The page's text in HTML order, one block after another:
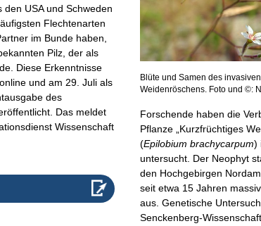
den USA und Schweden
Flechtenarten
im Bunde haben,
Pilz, der als
Diese Erkenntnisse
und am 29. Juli als
des
Das meldet
Wissenschaft
Blüte und Samen des
Weidenröschens. Foto und ©:
Forschende haben die
Pflanze „Kurzfrüchtiges
(Epilobium brachycarpum)
untersucht. Der Neophyt
den Hochgebirgen
seit etwa 15 Jahren
aus. Genetische
Senckenberg-